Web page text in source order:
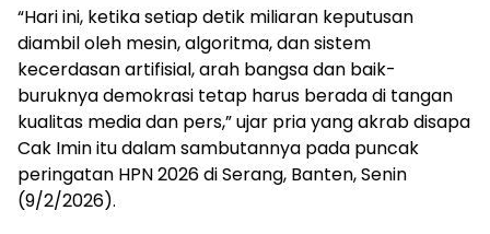
“Hari ini, ketika setiap detik miliaran keputusan
diambil oleh mesin, algoritma, dan sistem
kecerdasan artifisial, arah bangsa dan baik-
buruknya demokrasi tetap harus berada di tangan
kualitas media dan pers,” ujar pria yang akrab disapa
Cak Imin itu dalam sambutannya pada puncak
peringatan HPN 2026 di Serang, Banten, Senin
(9/2/2026).